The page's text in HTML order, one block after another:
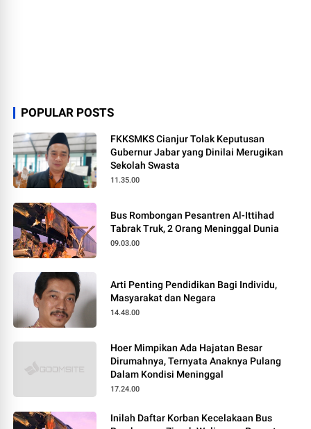
POPULAR POSTS
FKKSMKS Cianjur Tolak Keputusan
Gubernur Jabar yang Dinilai Merugikan
Sekolah Swasta
11.35.00
Bus Rombongan Pesantren Al-Ittihad
Tabrak Truk, 2 Orang Meninggal Dunia
09.03.00
Arti Penting Pendidikan Bagi Individu,
Masyarakat dan Negara
14.48.00
Hoer Mimpikan Ada Hajatan Besar
Dirumahnya, Ternyata Anaknya Pulang
Dalam Kondisi Meninggal
17.24.00
Inilah Daftar Korban Kecelakaan Bus